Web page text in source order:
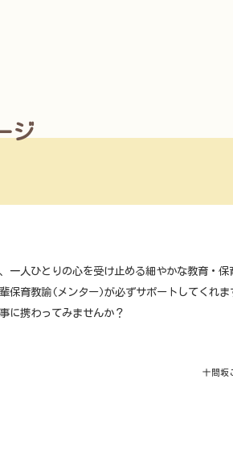
ジ
人ひとりの心を受け止める細やかな教育・保
保育教諭(メンター)が必ずサポートしてくれま
に携わってみませんか？
十間坂